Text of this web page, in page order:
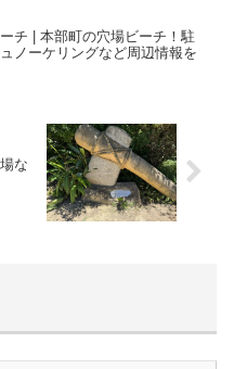
チ | 本部町の穴場ビーチ！駐
ノーケリングなど周辺情報を
な